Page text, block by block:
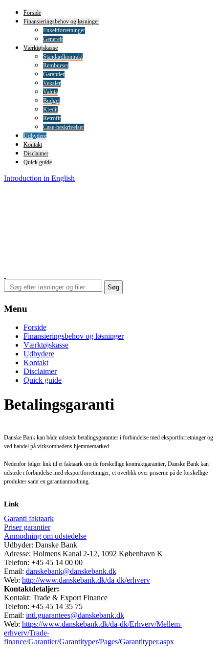
Forside
Finansieringsbehov og løsninger
Enkeltforretninger
Generelt
Værktøjskasse
Standardkontrakt
Remburser
Garantier
Veksler
Valuta
Budget
Kredit
Retrofit
Case-beskrivelser
Udbydere
Kontakt
Disclaimer
Quick guide
Introduction in English
Menu
Forside
Finansieringsbehov og løsninger
Værktøjskasse
Udbydere
Kontakt
Disclaimer
Quick guide
Betalingsgaranti
Danske Bank kan både udstede betalingsgarantier i forbindelse med eksportforretninger og
ved handel på virksomhedens hjemmemarked.
Nedenfor følger link til et faktaark om de forskellige kontraktgarantier, Danske Bank kan
udstede i forbindelse med eksportforretninger, et overblik over priserne på de forskellige
produkter samt en garantianmodning.
Link
Garanti faktaark
Priser garantier
Anmodning om udstedelse
Udbyder: Danske Bank
Adresse: Holmens Kanal 2-12, 1092 København K
Telefon: +45 45 14 00 00
Email: danskebank@danskebank.dk
Web: http://www.danskebank.dk/da-dk/erhverv
Kontaktdetaljer:
Kontakt: Trade & Export Finance
Telefon: +45 45 14 35 75
Email: intl.guarantees@danskebank.dk
Web: https://www.danskebank.dk/da-dk/Erhverv/Mellem-
erhverv/Trade-
finance/Garantier/Garantityper/Pages/Garantityper.aspx